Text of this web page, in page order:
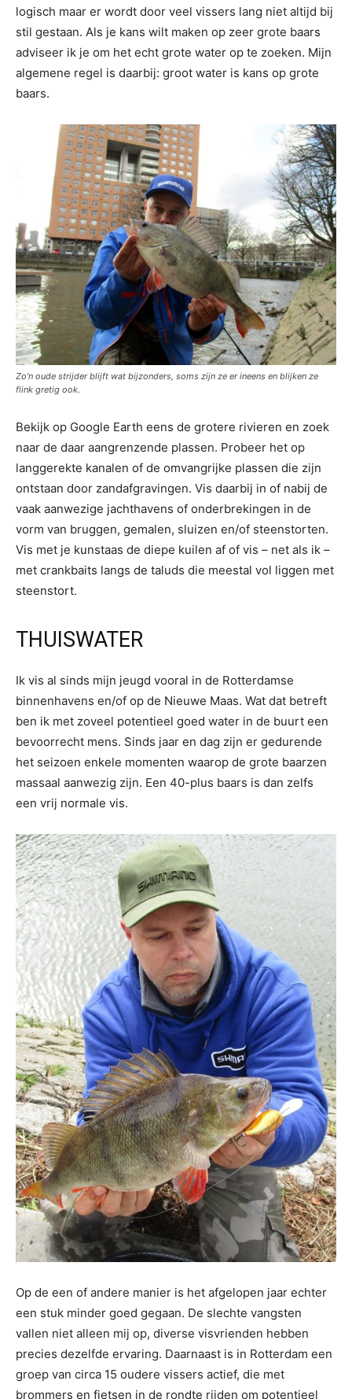
logisch maar er wordt door veel vissers lang niet altijd bij
stil gestaan. Als je kans wilt maken op zeer grote baars
adviseer ik je om het echt grote water op te zoeken. Mijn
algemene regel is daarbij: groot water is kans op grote
baars.
Zo’n oude strijder blijft wat bijzonders, soms zijn ze er ineens en blijken ze
flink gretig ook.
Bekijk op Google Earth eens de grotere rivieren en zoek
naar de daar aangrenzende plassen. Probeer het op
langgerekte kanalen of de omvangrijke plassen die zijn
ontstaan door zandafgravingen. Vis daarbij in of nabij de
vaak aanwezige jachthavens of onderbrekingen in de
vorm van bruggen, gemalen, sluizen en/of steenstorten.
Vis met je kunstaas de diepe kuilen af of vis – net als ik –
met crankbaits langs de taluds die meestal vol liggen met
steenstort.
THUISWATER
Ik vis al sinds mijn jeugd vooral in de Rotterdamse
binnenhavens en/of op de Nieuwe Maas. Wat dat betreft
ben ik met zoveel potentieel goed water in de buurt een
bevoorrecht mens. Sinds jaar en dag zijn er gedurende
het seizoen enkele momenten waarop de grote baarzen
massaal aanwezig zijn. Een 40-plus baars is dan zelfs
een vrij normale vis.
Op de een of andere manier is het afgelopen jaar echter
een stuk minder goed gegaan. De slechte vangsten
vallen niet alleen mij op, diverse visvrienden hebben
precies dezelfde ervaring. Daarnaast is in Rotterdam een
groep van circa 15 oudere vissers actief, die met
brommers en fietsen in de rondte rijden om potentieel